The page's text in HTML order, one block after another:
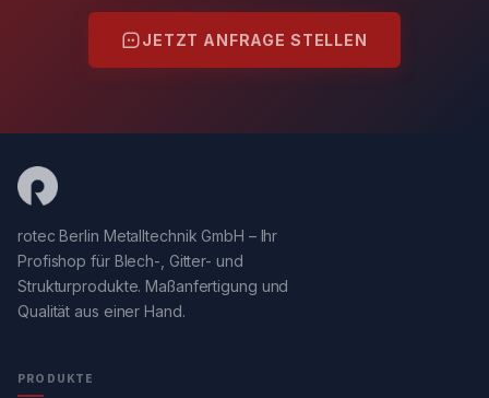
JETZT ANFRAGE STELLEN
rotec Berlin Metalltechnik GmbH – Ihr
Profishop für Blech-, Gitter- und
Strukturprodukte. Maßanfertigung und
Qualität aus einer Hand.
PRODUKTE